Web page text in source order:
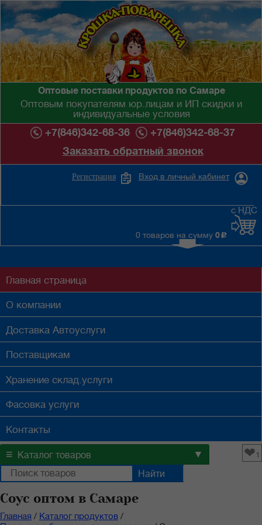
Оптовые поставки продуктов по Самаре
Оптовым покупателям юр.лицам и ИП скидки и
индивидуальные условия
+7(846)342-68-36
+7(846)342-68-37
Заказать обратный звонок
Вход в личный кабинет
Регистрация
0 товаров на сумму 0 c
с НДС
Главная страница
О компании
Доставка Автоуслуги
Поставщикам
Хранение склад.услуги
Фасовка услуги
Контакты
≡ Каталог товаров ▼ ❤1
Соус оптом в Самаре
Главная / Каталог продуктов /